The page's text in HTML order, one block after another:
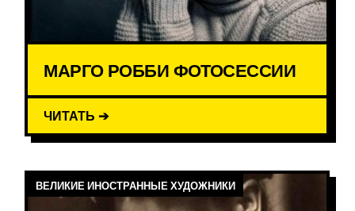
МАРГО РОББИ ФОТОСЕССИИ
ЧИТАТЬ ➔
ВЕЛИКИЕ ИНОСТРАННЫЕ ХУДОЖНИКИ